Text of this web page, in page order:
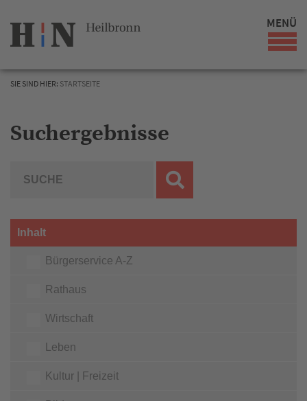
MENÜ
SIE SIND HIER: STARTSEITE
Suchergebnisse
Inhalt
Bürgerservice A-Z
Rathaus
Wirtschaft
Leben
Kultur | Freizeit